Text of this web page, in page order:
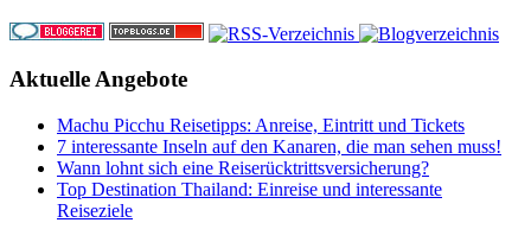
Aktuelle Angebote
Machu Picchu Reisetipps: Anreise, Eintritt und Tickets
7 interessante Inseln auf den Kanaren, die man sehen muss!
Wann lohnt sich eine Reiserücktrittsversicherung?
Top Destination Thailand: Einreise und interessante
Reiseziele